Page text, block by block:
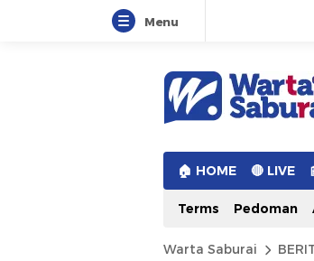
Menu
Warta Saburai
Sumber Informasi
🏠︎ HOME 🔴 LIVE
Terms Pedoman
Warta Saburai